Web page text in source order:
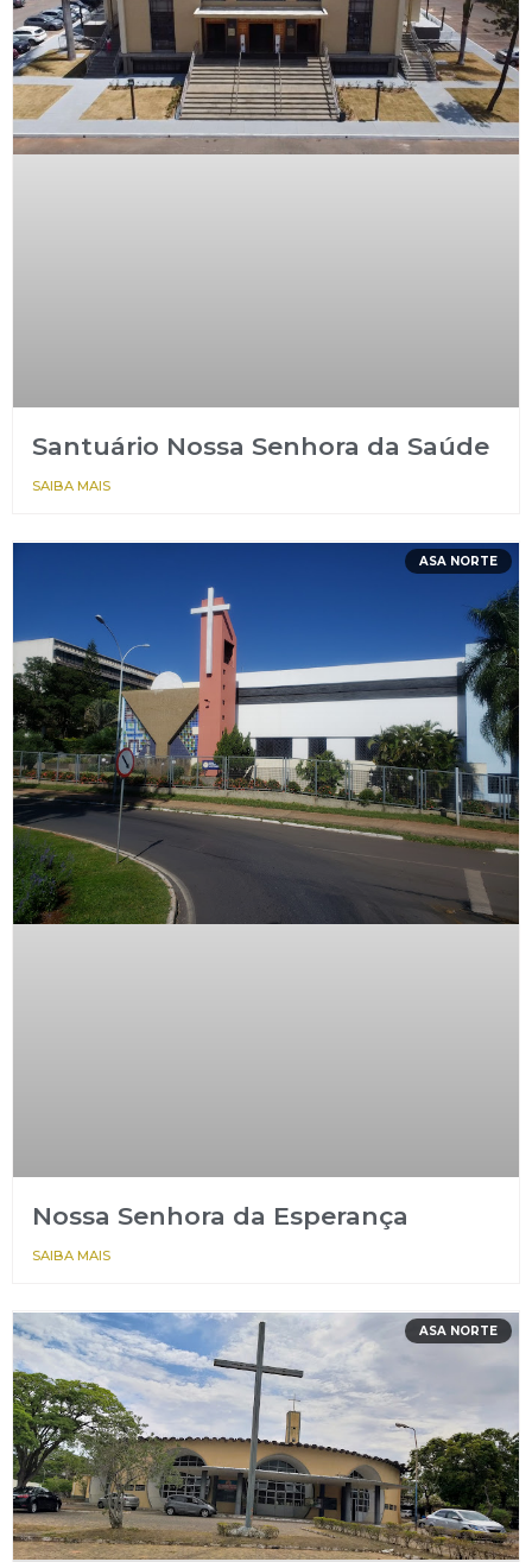
Santuário Nossa Senhora da Saúde
SAIBA MAIS
ASA NORTE
Nossa Senhora da Esperança
SAIBA MAIS
ASA NORTE